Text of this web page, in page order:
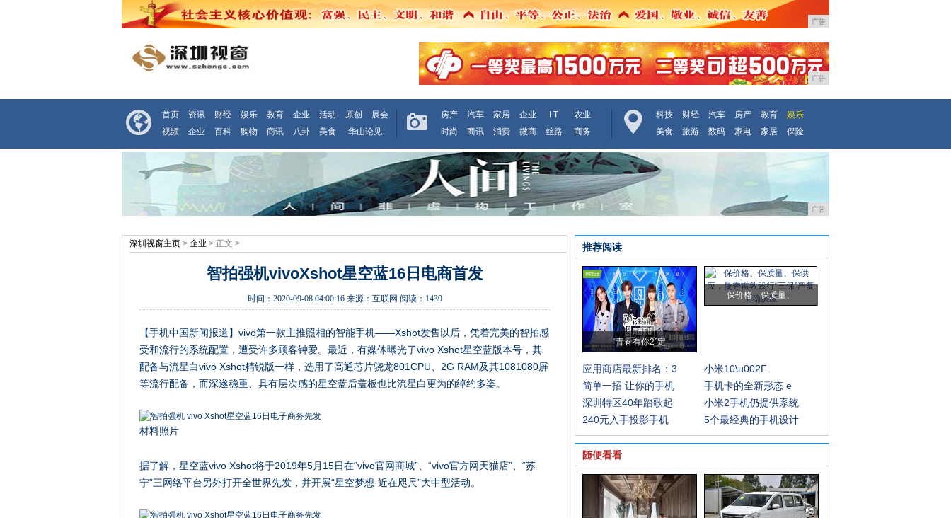
广告
广告
首页 资讯 财经 娱乐 教育 企业 活动 原创
展会
视频
企业 百科 购物 商讯 八卦 美食 华山论见
房产 汽车 家居 企业 I T
农业
时尚
商讯 消费 微商 丝路 商务
科技 财经 汽车 房产 教育
娱乐
美食
旅游 数码 家电 家居 保险
广告
深圳视窗主页 > 企业 > 正文 >
智拍强机vivoXshot星空蓝16日电商首发
时间： 2020-09-08 04:00:16来源： 互联网 阅读：1439
【手机中国新闻报道】vivo第一款主推照相的智能手机——Xshot发售以后，凭着完美的智拍感
受和流行的系统配置，遭受许多顾客钟爱。最近，有媒体曝光了vivo Xshot星空蓝版本号，其
配备与流星白vivo Xshot精锐版一样，选用了高通芯片骁龙801CPU、2G RAM及其1081080屏
等流行配备，而深遂稳重、具有层次感的星空蓝后盖板也比流星白更为的绰约多姿。
材料照片
据了解，星空蓝vivo Xshot将于2019年5月15日在“vivo官网商城”、“vivo官方网天猫店”、“苏
宁”三网络平台另外打开全世界先发，并开展“星空梦想·近在咫尺”大中型活动。
推荐阅读
“青春有你2”定
保价格、保质量、
应用商店最新排名：3
小米10\u002F
简单一招 让你的手机
手机卡的全新形态 e
深圳特区40年踏歌起
小米2手机仍提供系统
240元入手投影手机
5个最经典的手机设计
随便看看